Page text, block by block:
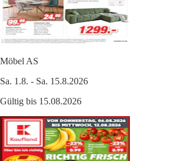
Möbel AS
Sa. 1.8. - Sa. 15.8.2026
Gültig bis 15.08.2026